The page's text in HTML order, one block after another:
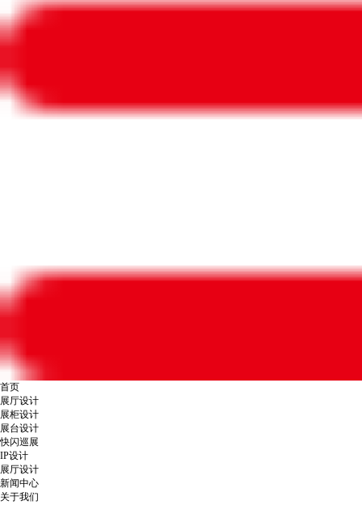
首页
展厅设计
展柜设计
展台设计
快闪巡展
IP设计
展厅设计
新闻中心
关于我们